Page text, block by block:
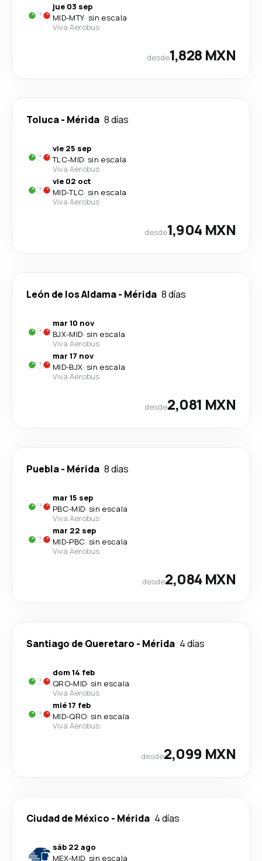
jue 03 sep
MID-MTY· sin escala
Viva Aerobus
desde1,828 MXN
Toluca- Mérida 8 días
vie 25 sep
TLC-MID· sin escala
Viva Aerobus
vie 02 oct
MID-TLC· sin escala
Viva Aerobus
desde1,904 MXN
León de los Aldama- Mérida 8 días
mar 10 nov
BJX-MID· sin escala
Viva Aerobus
mar 17 nov
MID-BJX· sin escala
Viva Aerobus
desde2,081 MXN
Puebla- Mérida 8 días
mar 15 sep
PBC-MID· sin escala
Viva Aerobus
mar 22 sep
MID-PBC· sin escala
Viva Aerobus
desde2,084 MXN
Santiago de Queretaro - Mérida 4 días
dom 14 feb
QRO-MID· sin escala
Viva Aerobus
mié 17 feb
MID-QRO· sin escala
Viva Aerobus
desde2,099 MXN
Ciudad de México - Mérida 4 días
sáb 22 ago
MEX-MID· sin escala